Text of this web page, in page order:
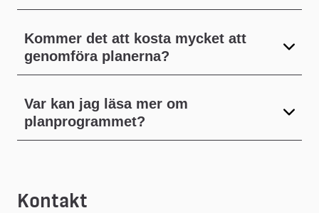
Kommer det att kosta mycket att
genomföra planerna?
Var kan jag läsa mer om
planprogrammet?
Kontakt